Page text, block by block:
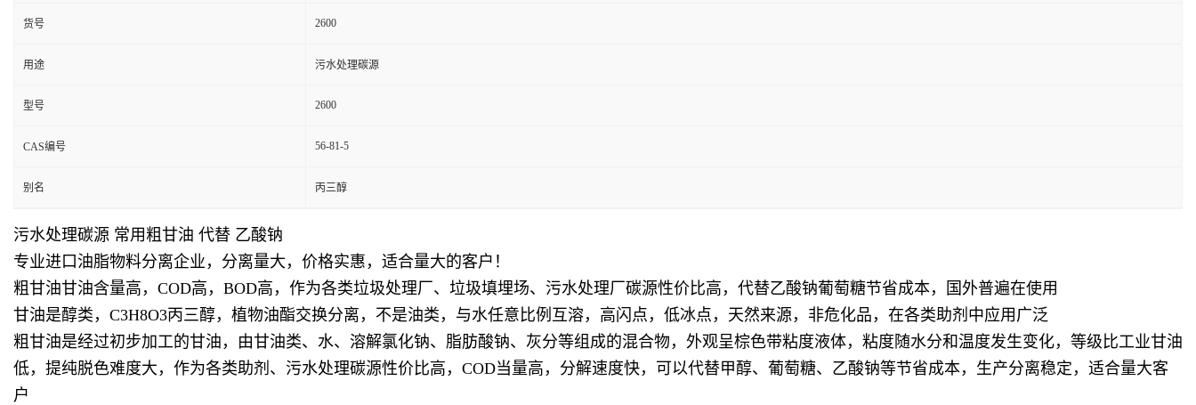
货号 2600
用途 污水处理碳源
型号 2600
CAS编号 56-81-5
别名 丙三醇
污水处理碳源 常用粗甘油 代替 乙酸钠
专业进口油脂物料分离企业，分离量大，价格实惠，适合量大的客户！
粗甘油甘油含量高，COD高，BOD高，作为各类垃圾处理厂、垃圾填埋场、污水处理厂碳源性价比高，代替乙酸钠葡萄糖节省成本，国外普遍在使用
甘油是醇类，C3H8O3丙三醇，植物油酯交换分离，不是油类，与水任意比例互溶，高闪点，低冰点，天然来源，非危化品，在各类助剂中应用广泛
粗甘油是经过初步加工的甘油，由甘油类、水、溶解氯化钠、脂肪酸钠、灰分等组成的混合物，外观呈棕色带粘度液体，粘度随水分和温度发生变化，等级比工业甘油
低，提纯脱色难度大，作为各类助剂、污水处理碳源性价比高，COD当量高，分解速度快，可以代替甲醇、葡萄糖、乙酸钠等节省成本，生产分离稳定，适合量大客
户